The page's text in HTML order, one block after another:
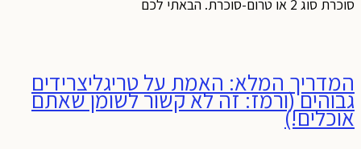
סוכרת סוג 2 או טרום-סוכרת. הבאתי לכם
המדריך המלא: האמת על טריגליצרידים
גבוהים (ורמז: זה לא קשור לשומן שאתם
אוכלים!)